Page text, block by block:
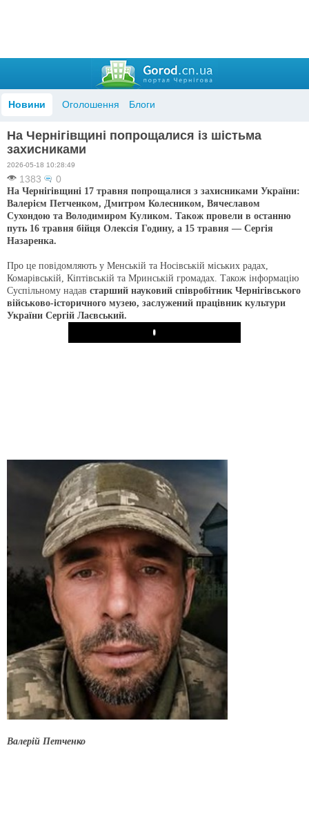
Новини Оголошення Блоги
На Чернігівщині попрощалися із шістьма
захисниками
2026-05-18 10:28:49
1383 0
На Чернігівщині 17 травня попрощалися з захисниками України:
Валерієм Петченком, Дмитром Колесником, Вячеславом
Сухондою та Володимиром Куликом. Також провели в останню
путь 16 травня бійця Олексія Годину, а 15 травня — Сергія
Назаренка.
Про це повідомляють у Менській та Носівській міських радах,
Комарівській, Кіптівській та Мринській громадах. Також інформацію
Суспільному надав старший науковий співробітник Чернігівського
військово-історичного музею, заслужений працівник культури
України Сергій Лаєвський.
Play
Валерій Петченко